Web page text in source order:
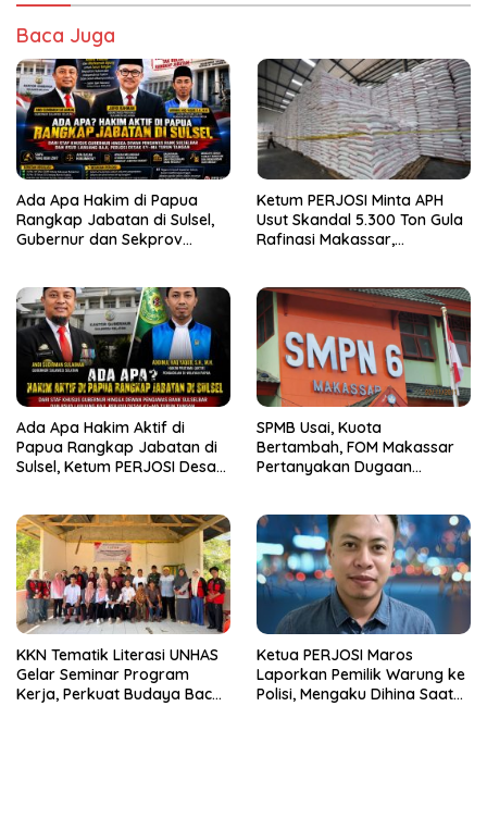
Baca Juga
Ada Apa Hakim di Papua
Rangkap Jabatan di Sulsel,
Gubernur dan Sekprov
Ketum PERJOSI Minta APH
Usut Skandal 5.300 Ton Gula
Rafinasi Makassar,
Ada Apa Hakim Aktif di
Papua Rangkap Jabatan di
Sulsel, Ketum PERJOSI Desak
SPMB Usai, Kuota
Bertambah, FOM Makassar
Pertanyakan Dugaan
KKN Tematik Literasi UNHAS
Gelar Seminar Program
Kerja, Perkuat Budaya Baca
Ketua PERJOSI Maros
Laporkan Pemilik Warung ke
Polisi, Mengaku Dihina Saat